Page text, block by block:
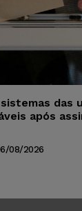
das
após
08/2026